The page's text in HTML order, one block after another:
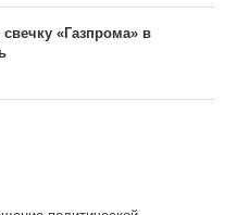
«Газпрома» в